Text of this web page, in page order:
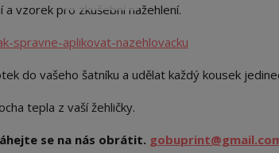
a vzorek pro zkušební nažehlení.
spravne-aplikovat-nazehlovacku
do vašeho šatníku a udělat každý kousek
tepla z vaší žehličky.
se na nás obrátit.